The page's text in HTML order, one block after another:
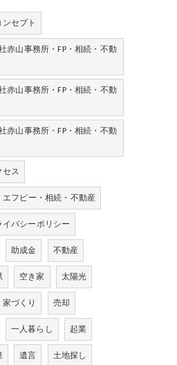
ンセプト
赤山事務所・FP・相続・不動
赤山事務所・FP・相続・不動
赤山事務所・FP・相続・不動
ス
フピー・相続・不動産
イバシーポリシー
助成金
不動産
空き家
太陽光
家づくり
売却
一人暮らし
起業
遺言
土地探し